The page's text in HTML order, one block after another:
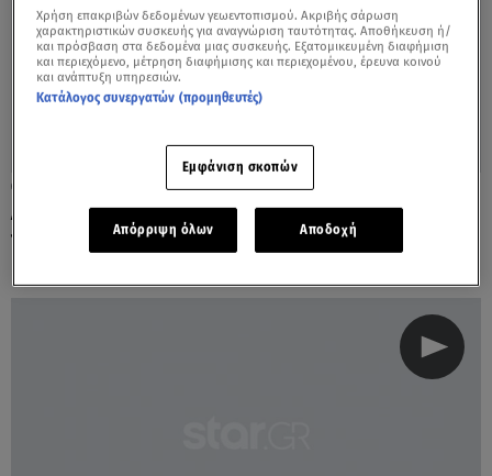
Ανάκαμψη της Ελλάδας στο δεύτερο
τρίμηνο του 2021 βλέπει η Citi
Χρήση επακριβών δεδομένων γεωεντοπισμού. Ακριβής σάρωση
χαρακτηριστικών συσκευής για αναγνώριση ταυτότητας. Αποθήκευση ή/
και πρόσβαση στα δεδομένα μιας συσκευής. Εξατομικευμένη διαφήμιση
και περιεχόμενο, μέτρηση διαφήμισης και περιεχομένου, έρευνα κοινού
και ανάπτυξη υπηρεσιών.
Κατάλογος συνεργατών (προμηθευτές)
Εμφάνιση σκοπών
Απόρριψη όλων Αποδοχή